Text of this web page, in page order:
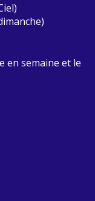
en semaine et le